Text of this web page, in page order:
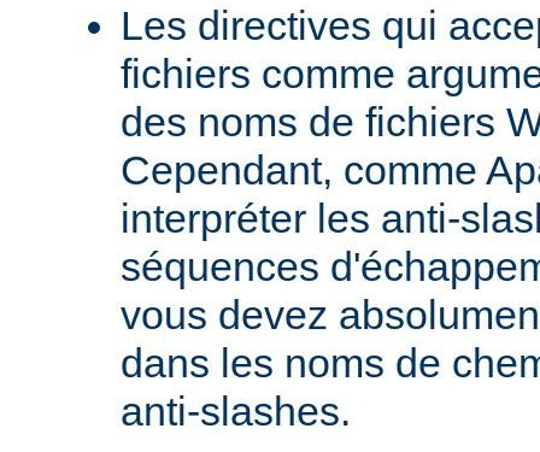
Les directives qui
fichiers comme
des noms de fichiers
Cependant, comme
interpréter les anti-
séquences
vous devez
dans les noms de
anti-slashes.